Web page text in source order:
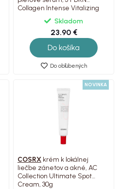
Collagen Intense Vitalizing
Serum, 100ml
Skladom
23.90 €
Do košíka
Do obľúbených
NOVINKA
COSRX krém k lokálnej
liečbe zánetov a akné, AC
Collection Ultimate Spot
Cream, 30g